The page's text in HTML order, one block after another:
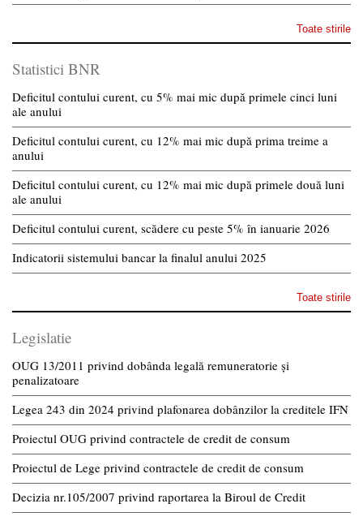
Toate stirile
Statistici BNR
Deficitul contului curent, cu 5% mai mic după primele cinci luni
ale anului
Deficitul contului curent, cu 12% mai mic după prima treime a
anului
Deficitul contului curent, cu 12% mai mic după primele două luni
ale anului
Deficitul contului curent, scădere cu peste 5% în ianuarie 2026
Indicatorii sistemului bancar la finalul anului 2025
Toate stirile
Legislatie
OUG 13/2011 privind dobânda legală remuneratorie și
penalizatoare
Legea 243 din 2024 privind plafonarea dobânzilor la creditele IFN
Proiectul OUG privind contractele de credit de consum
Proiectul de Lege privind contractele de credit de consum
Decizia nr.105/2007 privind raportarea la Biroul de Credit